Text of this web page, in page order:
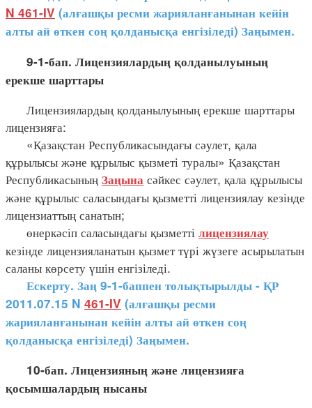
N 461-IV (алғашқы ресми жарияланғанынан кейін
алты ай өткен соң қолданысқа енгізіледі) Заңымен.
9-1-бап. Лицензиялардың қолданылуының
ерекше шарттары
Лицензиялардың қолданылуының ерекше шарттары
лицензияға:
«Қазақстан Республикасындағы сәулет, қала
құрылысы және құрылыс қызметі туралы» Қазақстан
Республикасының Заңына сәйкес сәулет, қала құрылысы
және құрылыс саласындағы қызметті лицензиялау кезінде
лицензиаттың санатын;
өнеркәсіп саласындағы қызметті лицензиялау
кезінде лицензияланатын қызмет түрі жүзеге асырылатын
саланы көрсету үшін енгізіледі.
Ескерту. Заң 9-1-баппен толықтырылды - ҚР
2011.07.15 N 461-IV (алғашқы ресми
жарияланғанынан кейін алты ай өткен соң
қолданысқа енгізіледі) Заңымен.
10-бап. Лицензияның және лицензияға
қосымшалардың нысаны